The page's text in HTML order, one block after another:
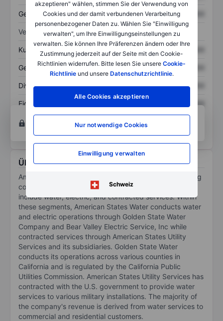
akzeptieren" wählen, stimmen Sie der Verwendung von
Cookies und der damit verbundenen Verarbeitung
personenbezogener Daten zu. Wählen Sie "Einwilligung
verwalten", um Ihre Einwilligungseinstellungen zu
verwalten. Sie können Ihre Präferenzen ändern oder Ihre
Zustimmung jederzeit auf der Seite mit den Cookie-
Richtlinien widerrufen. Bitte lesen Sie unsere Cookie-
Richtlinieund unsere Datenschutzrichtlinie.
Alle Cookies akzeptieren
Nur notwendige Cookies
Einwilligung verwalten
Schweiz
Gesamtschulden XXXXXXX XXXXXXX
Verhältnisse
Kurs/Umsatz XXXXXXX XXXXXXX
Gewinn je Aktie XXXXXXX XXXXXXX
Dividende je Aktie XXXXXXX XXXXXXX
Eigenkapitalrendite
XXXXXXX
Konto eröffnenum Zugriff auf mehr Diagramm-
und Analyse-Tools zu erhalten.
Über American States Water Co.
American States Water Co is a water and utilities holding
company based in California. The segments of the firm
include water, electric, and contracted services. Within
these segments, American States Water conducts water
and electric operations through Golden State Water
Company and Bear Valley Electric Service, Inc while
contracted services through American States Utility
Services and its subsidiaries. Golden State Water
conducts its operations across various counties in
California and is regulated by the California Public
Utilities Commission. American States Utility Services has
contracted with the U.S. government to provide water
services to various military installations. The majority of
the company's revenue is derived from water services to
commercial and residential customers.